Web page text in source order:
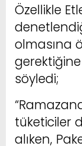
Özellikle
olmasına
söyledi;
tüketiciler
alıken,